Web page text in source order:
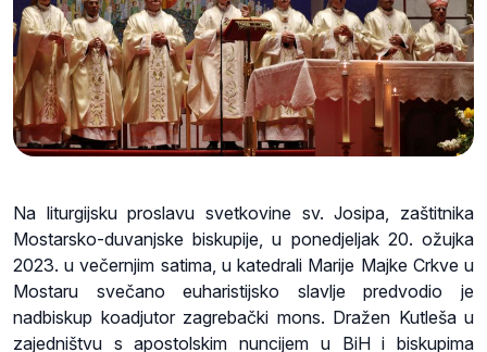
Na liturgijsku proslavu svetkovine sv. Josipa, zaštitnika
Mostarsko-duvanjske biskupije, u ponedjeljak 20. ožujka
2023. u večernjim satima, u katedrali Marije Majke Crkve u
Mostaru svečano euharistijsko slavlje predvodio je
nadbiskup koadjutor zagrebački mons. Dražen Kutleša u
zajedništvu s apostolskim nuncijem u BiH i biskupima